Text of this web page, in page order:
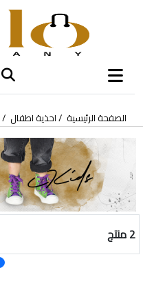
الصفحة الرئيسية احذية اطفال
2 منتج